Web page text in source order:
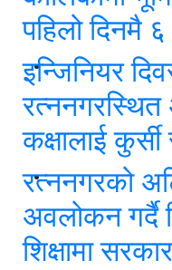
पहिलो दिनमै
इन्जिनियर
कक्षालाई
रत्ननगरको
अवलोकन गर्दै
शिक्षामा